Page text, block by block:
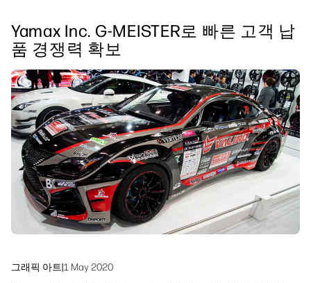
PrintOS 전문가에게 문의하기
팔로우하기
linkedInfacebook
twitteryoutube
HP Stitch 프린터
보안
블로그
웨비나
사용자 후기
워크플로우 솔루션
지속 가능성
Yamax Inc. G-MEISTER로 빠른 고객 납
품 경쟁력 확보
그래픽 아트|1 May 2020